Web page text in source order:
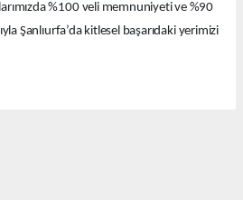
%100 veli memnuniyeti ve %90
Şanlıurfa’da kitlesel başarıdaki yerimizi